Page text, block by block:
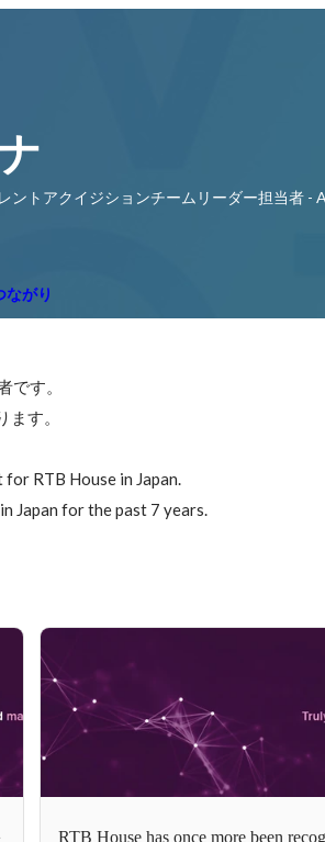
ントアクイジションチームリーダー担当者 -
ながり
です。
す。
RTB House in Japan.
Japan for the past 7 years.
RTB House has once more been